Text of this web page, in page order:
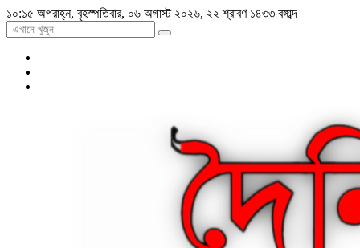
১০:১৫ অপরাহ্ন, বৃহস্পতিবার, ০৬ অগাস্ট ২০২৬, ২২ শ্রাবণ ১৪৩৩ বঙ্গাব্দ